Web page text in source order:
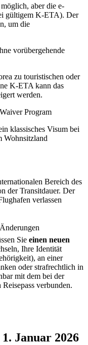
aber die e-
gültigem K-ETA). Der
um die
vorübergehende
zu touristischen oder
K-ETA kann das
werden.
Program
klassisches Visum bei
Wohnsitzland
Bereich des
der Transitdauer. Der
verlassen
Sie einen neuen
Ihre Identität
an einer
oder strafrechtlich in
mit dem bei der
verbunden.
Januar 2026